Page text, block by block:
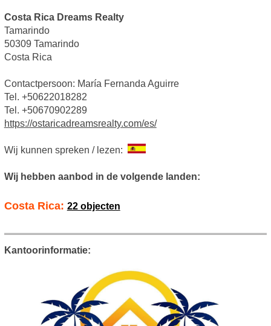
Costa Rica Dreams Realty
Tamarindo
50309 Tamarindo
Costa Rica
Contactpersoon: María Fernanda Aguirre
Tel. +50622018282
Tel. +50670902289
https://ostaricadreamsrealty.com/es/
Wij kunnen spreken / lezen:
Wij hebben aanbod in de volgende landen:
Costa Rica: 22 objecten
Kantoorinformatie: